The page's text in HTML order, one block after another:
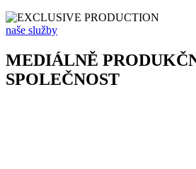
naše služby
MEDIÁLNĚ
SPOLEČNOST